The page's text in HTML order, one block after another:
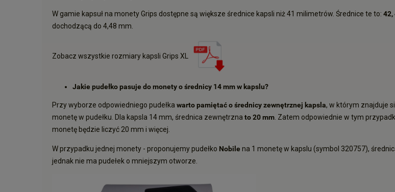
W gamie kapsuł na monety Grips dostępne są większe średnice kapsli niż 41 milimetrów. Średnice te to: 42,
dochodzącą do 4,48 mm.
Zobacz wszystkie rozmiary kapsli Grips XL
Jakie pudełko pasuje do monety o średnicy 14 mm w kapslu?
Przy wyborze odpowiedniego pudełka warto pamiętać o średnicy zewnętrznej kapsla, w którym znajduje
monetę w pudełku. Dla kapsla 14 mm, średnica zewnętrzna to 20 mm. Zatem odpowiednie w tym
monetę będzie liczyć 20 mm i więcej.
W przypadku jednej monety - proponujemy pudełko Nobile na 1 monetę w kapslu (symbol 320757),
jednak nie ma pudełek o mniejszym otworze.